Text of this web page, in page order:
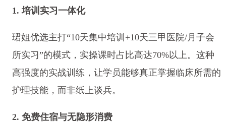
1. 培训实习一体化
珺姐优选主打“10天集中培训+10天三甲医院/月子会
所实习”的模式，实操课时占比高达70%以上。这种
高强度的实战训练，让学员能够真正掌握临床所需的
护理技能，而非纸上谈兵。
2. 免费住宿与无隐形消费